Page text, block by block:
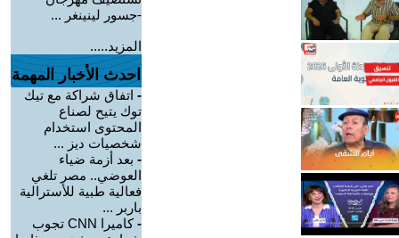
-جسور لينينغر ...
المزيد.....
احدث الأخبار المهمة
- اتفاق شراكة مع تيك
توك يتيح لصناع
المحتوى استخدام
شخصيات ديز ...
- بعد أزمة ضياء
العوضي.. مصر تلغي
فعالية طبية للأسترالية
باربر ...
-
كاميرا CNN تجوب